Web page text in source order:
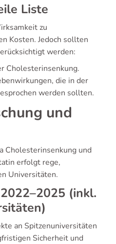
Liste
zu
Kosten. Jedoch sollten
werden:
Cholesterinsenkung.
die in der
werden sollten.
und
Cholesterinsenkung und
erfolgt rege,
Universitäten.
(inkl.
an Spitzenuniversitäten
Sicherheit und